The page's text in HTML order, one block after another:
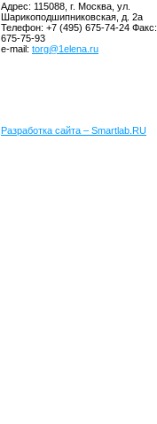
Адрес: 115088, г. Москва, ул.
Шарикоподшипниковская, д. 2а
Телефон: +7 (495) 675-74-24 Факс:
675-75-93
e-mail: torg@1elena.ru
Разработка сайта – Smartlab.RU